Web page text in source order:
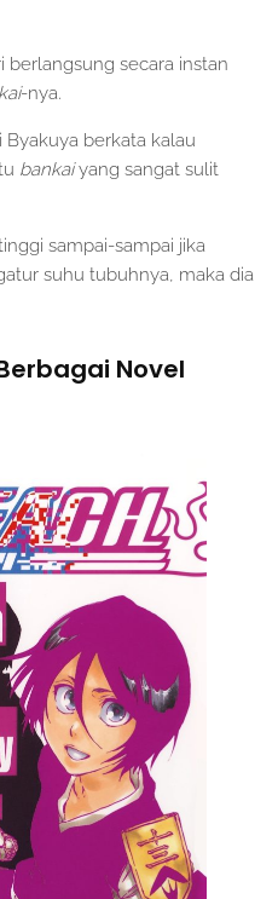
berlangsung secara instan
-nya.
berkata kalau
bankaiyang sangat sulit
sampai-sampai jika
suhu tubuhnya, maka dia
Novel